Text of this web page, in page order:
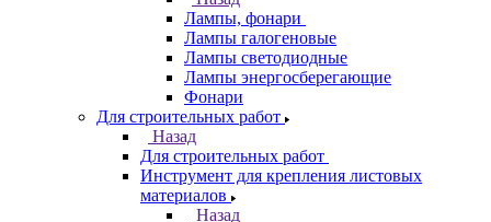
Лампы, фонари
Лампы галогеновые
Лампы светодиодные
Лампы энергосберегающие
Фонари
Для строительных работ
Назад
Для строительных работ
Инструмент для крепления листовых
материалов
Назад